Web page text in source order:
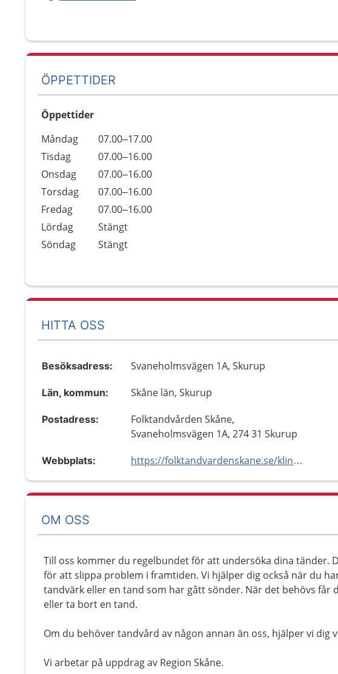
ÖPPETTIDER
Öppettider
Dag
Öppettider
Kommentarer
Måndag
07.00–17.00
Tisdag
07.00–16.00
Onsdag
07.00–16.00
Torsdag
07.00–16.00
Fredag
07.00–16.00
Lördag
Stängt
Söndag
Stängt
HITTA OSS
Besöksadress: Svaneholmsvägen 1A, Skurup
Län, kommun: Skåne län, Skurup
Postadress:
Folktandvården Skåne,
Svaneholmsvägen 1A, 274 31 Skurup
Webbplats: https://folktandvardenskane.se/kliniker/skurup/
OM OSS
Till oss kommer du regelbundet för att undersöka dina tänder.
för att slippa problem i framtiden. Vi hjälper dig också när du
tandvärk eller en tand som har gått sönder. När det behövs får
eller ta bort en tand.
Om du behöver tandvård av någon annan än oss, hjälper vi dig
Vi arbetar på uppdrag av Region Skåne.